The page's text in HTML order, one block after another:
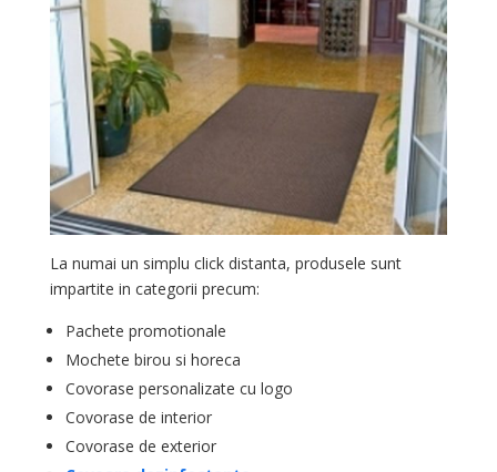
La numai un simplu click distanta, produsele sunt
impartite in categorii precum:
Pachete promotionale
Mochete birou si horeca
Covorase personalizate cu logo
Covorase de interior
Covorase de exterior